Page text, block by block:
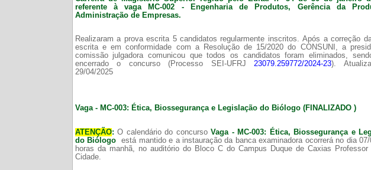
referente à vaga MC-002 -
Engenharia de Produtos, Gerência da
Administração de Empresas.
Realizaram a prova escrita 5 candidatos regularmente inscritos. Após a correção
escrita e em conformidade com a Resolução de 15/2020 do CONSUNI, a
comissão julgadora comunicou que todos os candidatos foram eliminados,
encerrado o concurso (Processo SEI-UFRJ23079.259772/2024-23).
29/04/2025
Vaga - MC-003: Ética, Biossegurança e Legislação do Biólogo (FINALIZADO )
ATENÇÃO: O calendário do concursoVaga - MC-003: Ética, Biossegurança e
do Biólogo
está mantido e a instauração da banca examinadora ocorrerá no dia
horas da manhã, no auditório do Bloco C do Campus Duque de Caxias Professor
Cidade.